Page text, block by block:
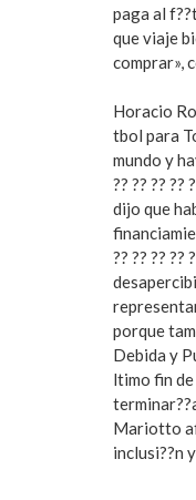
paga al
que viaje
comprar»,
Horacio
tbol para
mundo y
?? ?? ?? ??
dijo que
?? ?? ?? ??
porque
Debida y
ltimo fin
Mariotto
inclusi??n